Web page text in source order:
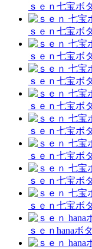
ｓｅｎ 七宝ボ
ｓｅｎ 七宝ボ
ｓｅｎ 七宝ボ
ｓｅｎ 七宝ボ
ｓｅｎ 七宝ボ
ｓｅｎ 七宝ボ
ｓｅｎ 七宝ボ
ｓｅｎ 七宝ボ
ｓｅｎ 七宝ボ
ｓｅｎ hanaボ